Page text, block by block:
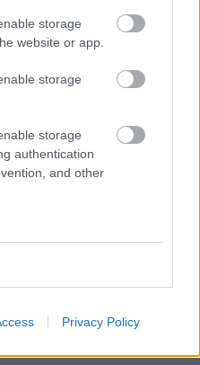
storage
website or app.
storage
storage
authentication
and other
Privacy Policy
tartottak Nógrád és
vártunk: szombattól
csökken a riasztás
a nógrádi pici falu az